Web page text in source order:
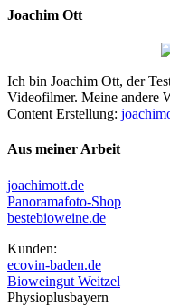
Joachim Ott
Ich bin Joachim Ott, der
Videofilmer. Meine andere
Content Erstellung:
Aus meiner Arbeit
joachimott.de
Panoramafoto-Shop
bestebioweine.de
Kunden:
ecovin-baden.de
Bioweingut Weitzel
Physioplusbayern